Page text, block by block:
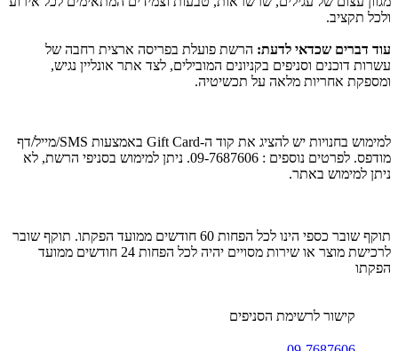
ולכל תקציב.
עוד דברים שכדאי לדעת: הרשת פועלת בפריסה ארצית רחבה של
עשרות דוכנים וסניפים בקניונים המובילים, לצד אתר אונליין נגיש,
ומספקת אחריות מלאה על תכשיטיה.
ל
מימוש בחנויות יש להציג את קוד ה-Gift Card באמצעות SMS/מייל/דף
מודפס
. לפרטים נוספים : 09-7687606. ניתן למימוש בסניפי הרשת, לא
ניתן למימוש באתר.
תוקף שובר כספי הינו לכל הפחות 60 חודשים ממועד הפקתו. תוקף שובר
לרכישת מוצר או שירות מסויים יהיה לכל הפחות 24 חודשים ממועד
הפקתו
קישור לרשימת הסניפים